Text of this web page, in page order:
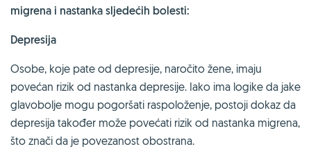
migrena i nastanka sljedećih bolesti:
Depresija
Osobe, koje pate od depresije, naročito žene, imaju
povećan rizik od nastanka depresije. Iako ima logike da jake
glavobolje mogu pogoršati raspoloženje, postoji dokaz da
depresija također može povećati rizik od nastanka migrena,
što znači da je povezanost obostrana.